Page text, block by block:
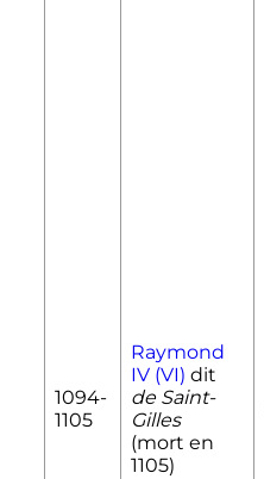
1094-
1105
Raymond
IV(VI) dit
de Saint-
Gilles
(mort en
1105)